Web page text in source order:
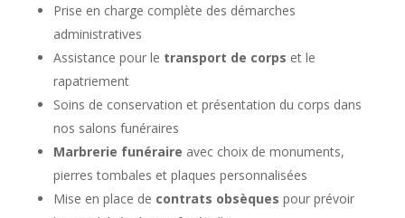
Prise en charge complète des démarches
administratives
Assistance pour le transport de corps et le
rapatriement
Soins de conservation et présentation du corps dans
nos salons funéraires
Marbrerie funéraire avec choix de monuments,
pierres tombales et plaques personnalisées
Mise en place de contrats obsèques pour prévoir